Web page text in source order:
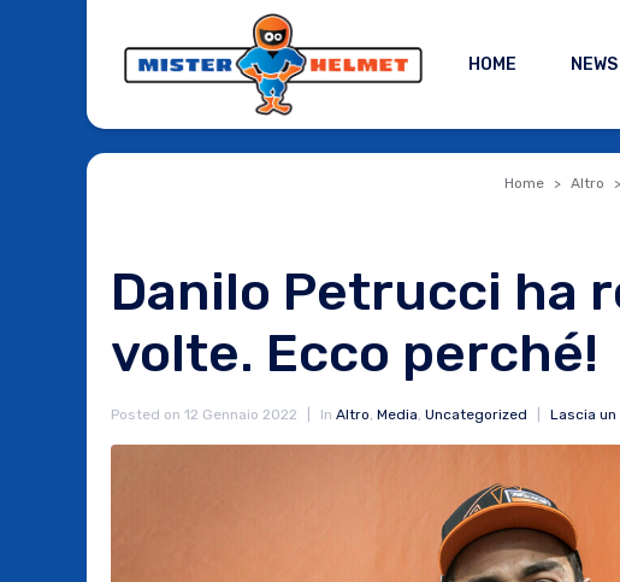
HOME NEWS
Home Altro
Danilo Petrucci ha
volte. Ecco perché!
Posted on 12 Gennaio 2022 In Altro, Media, Uncategorized Lascia